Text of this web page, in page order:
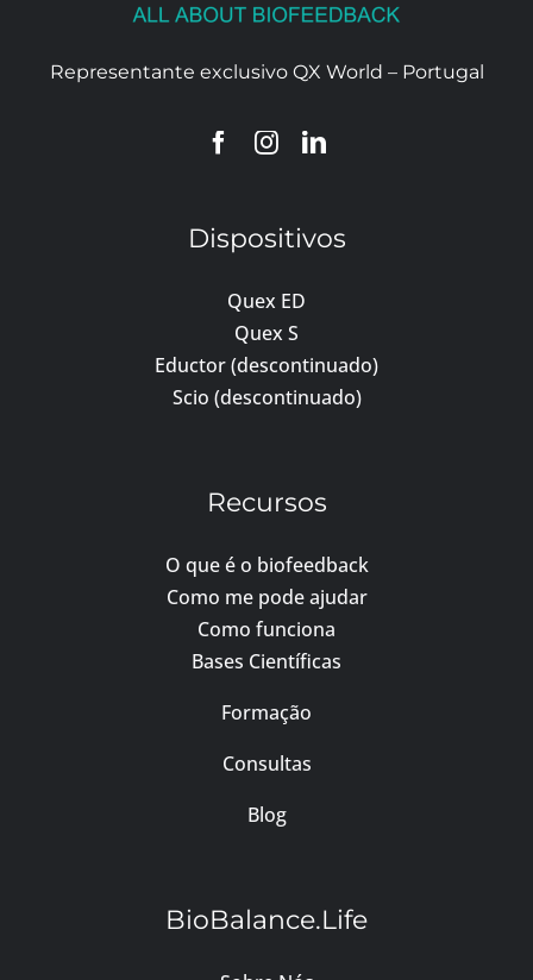
Representante exclusivo QX World – Portugal
Dispositivos
Quex ED
Quex S
Eductor (descontinuado)
Scio (descontinuado)
Recursos
O que é o biofeedback
Como me pode ajudar
Como funciona
Bases Científicas
Formação
Consultas
Blog
BioBalance.Life